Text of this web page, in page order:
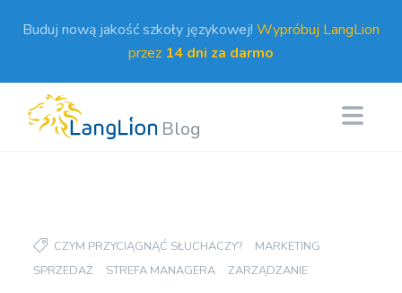
Buduj nową jakość szkoły językowej! Wypróbuj LangLion
przez 14 dni za darmo
Blog
CZYM PRZYCIĄGNĄĆ SŁUCHACZY?
MARKETING
SPRZEDAŻ
STREFA MANAGERA ZARZĄDZANIE